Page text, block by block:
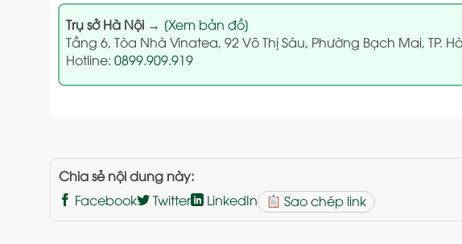
Trụ sở Hà Nội→ [Xem bản đồ]
Tầng 6, Tòa Nhà Vinatea, 92 Võ Thị Sáu, Phường Bạch Mai, TP.
Hotline: 0899.909.919
Chia sẻ nội dung này:
Facebook
Twitter LinkedIn Sao chép link